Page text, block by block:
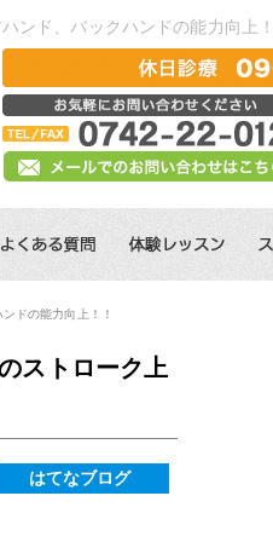
ンド、バックハンドの能力向上
ドの能力向上！！
ストローク上
はてなブログ